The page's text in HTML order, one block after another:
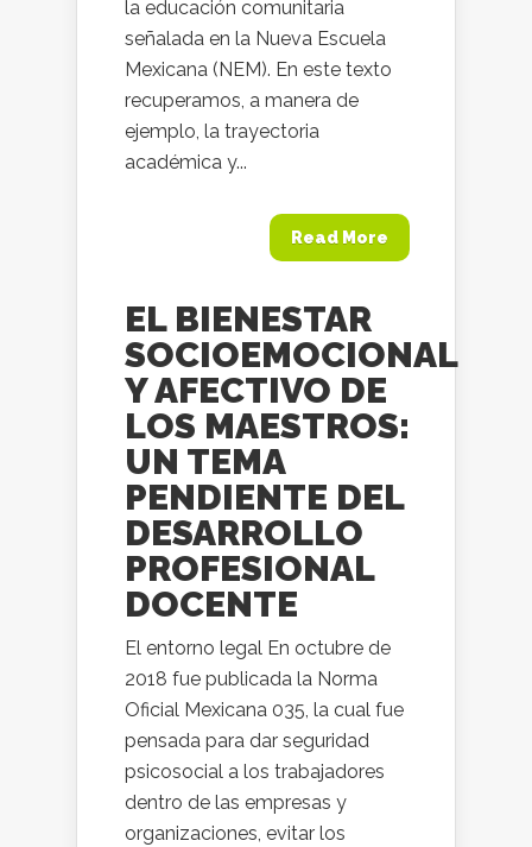
la educación comunitaria
señalada en la Nueva Escuela
Mexicana (NEM). En este texto
recuperamos, a manera de
ejemplo, la trayectoria
académica y...
Read More
EL BIENESTAR
SOCIOEMOCIONAL
Y AFECTIVO DE
LOS MAESTROS:
UN TEMA
PENDIENTE DEL
DESARROLLO
PROFESIONAL
DOCENTE
El entorno legal En octubre de
2018 fue publicada la Norma
Oficial Mexicana 035, la cual fue
pensada para dar seguridad
psicosocial a los trabajadores
dentro de las empresas y
organizaciones, evitar los